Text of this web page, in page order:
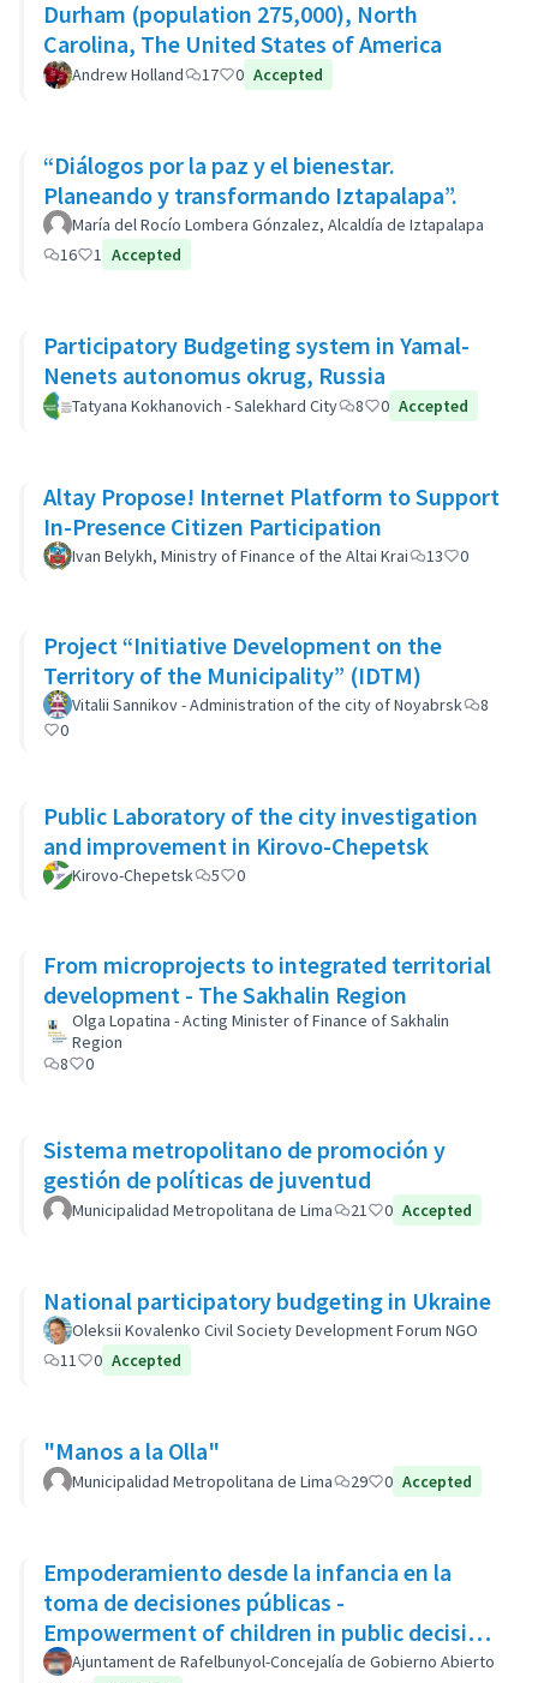
Durham (population 275,000), North
Carolina, The United States of America
Andrew Holland 17 0 Accepted
“Diálogos por la paz y el bienestar.
Planeando y transformando Iztapalapa”.
María del Rocío Lombera Gónzalez, Alcaldía de Iztapalapa
16
1 Accepted
Participatory Budgeting system in Yamal-
Nenets autonomus okrug, Russia
Tatyana Kokhanovich - Salekhard City 8 0 Accepted
Altay Propose! Internet Platform to Support
In-Presence Citizen Participation
Ivan Belykh, Ministry of Finance of the Altai Krai 13 0
Project “Initiative Development on the
Territory of the Municipality” (IDTM)
Vitalii Sannikov - Administration of the city of Noyabrsk
8
0
Public Laboratory of the city investigation
and improvement in Kirovo-Chepetsk
Kirovo-Chepetsk 5 0
From microprojects to integrated territorial
development - The Sakhalin Region
Olga Lopatina - Acting Minister of Finance of Sakhalin
Region
8
0
Sistema metropolitano de promoción y
gestión de políticas de juventud
Municipalidad Metropolitana de Lima 21 0 Accepted
National participatory budgeting in Ukraine
Oleksii Kovalenko Civil Society Development Forum NGO
11
0 Accepted
"Manos a la Olla"
Municipalidad Metropolitana de Lima 29 0 Accepted
Empoderamiento desde la infancia en la
toma de decisiones públicas -
Empowerment of children in public decision
making - Autonomisation des enfants
Ajuntament de Rafelbunyol-Concejalía de Gobierno Abierto